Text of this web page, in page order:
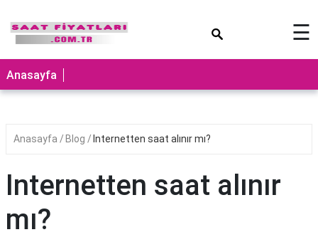
☰
Anasayfa
Anasayfa Blog Internetten saat alınır mı?
Internetten saat alınır
mı?